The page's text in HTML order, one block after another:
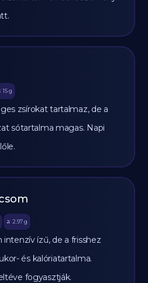
15 g
zsírokat tartalmaz, de a
sótartalma magas. Napi
🫒 2.97 g
ízű, de a frisshez
és kalóriatartalma.
fogyasztják.